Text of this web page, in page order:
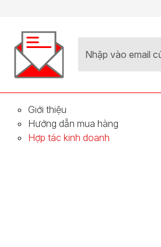
Giới thiệu
Hướng dẫn mua hàng
Hợp tác kinh doanh